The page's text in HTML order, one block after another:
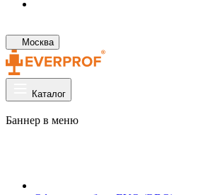
Москва
Каталог
Баннер в меню